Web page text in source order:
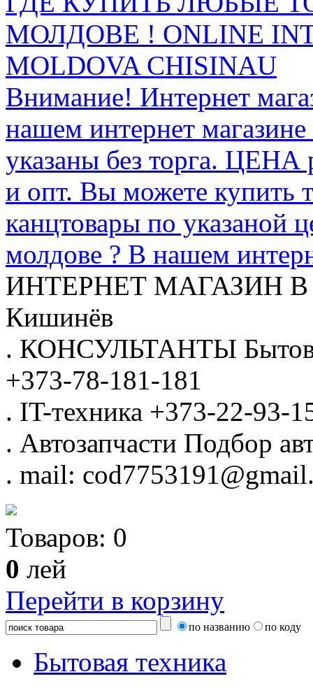
МОЛДОВЕ ! ONLINE
MOLDOVA CHISINAU
Внимание! Интернет
нашем интернет
указаны без торга.
и опт. Вы можете купить
канцтовары по указаной
молдове ? В нашем
ИНТЕРНЕТ МАГАЗИН
Кишинёв
. КОНСУЛЬТАНТЫ
+373-78-181-181
. IT-техника +373-22-93-
. Автозапчасти Подбор
. mail:
Товаров: 0
0 лей
Перейти в корзину
по названию по коду
Бытовая техника